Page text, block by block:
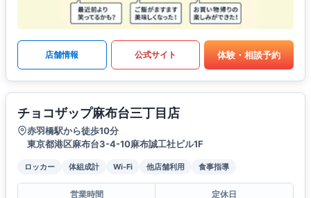
店舗情報 公式サイト 体験・相談予約
チョコザップ麻布台三丁目店
赤羽橋駅から徒歩10分
東京都港区麻布台3-4-10麻布誠工社ビル1F
ロッカー 体組成計 Wi-Fi 他店舗利用 食事指導
営業時間
定休日